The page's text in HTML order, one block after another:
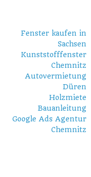
Fenster kaufen in
Sachsen
Kunststofffenster
Chemnitz
Autovermietung
Düren
Holzmiete
Bauanleitung
Google Ads Agentur
Chemnitz